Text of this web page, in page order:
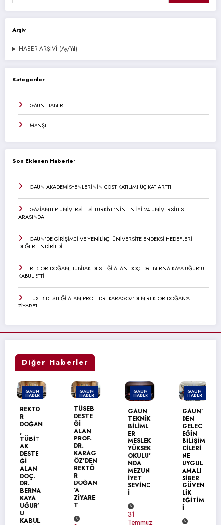
Arşiv
HABER ARŞİVİ (Ay/Yıl)
Kategoriler
GAÜN HABER
MANŞET
Son Eklenen Haberler
GAÜN AKADEMİSYENLERİNİN COST KATILIMI ÜÇ KAT ARTTI
GAZİANTEP ÜNİVERSİTESİ TÜRKİYE’NİN EN İYİ 24 ÜNİVERSİTESİ
ARASINDA
GAÜN’DE GİRİŞİMCİ VE YENİLİKÇİ ÜNİVERSİTE ENDEKSİ HEDEFLERİ
DEĞERLENDİRİLDİ
REKTÖR DOĞAN, TÜBİTAK DESTEĞİ ALAN DOÇ. DR. BERNA KAYA UĞUR’U
KABUL ETTİ
TÜSEB DESTEĞİ ALAN PROF. DR. KARAGÖZ’DEN REKTÖR DOĞAN’A
ZİYARET
Diğer Haberler
GAÜN
HABER
REKTÖ
DOĞAN
TÜBİT
DESTE
ALAN
DOÇ.
DR.
BERNA
KAYA
UĞUR’
KABUL
GAÜN
HABER
TÜSEB
DESTE
ALAN
PROF.
DR.
KARAG
ÖZ’DEN
REKTÖ
DOĞAN
ZİYARE
GAÜN
HABER
GAÜN
TEKNİK
BİLİML
MESLEK
YÜKSEK
OKULU’
NDA
MEZUN
İYET
SEVİNC
Temmuz
GAÜN
HABER
GAÜN’
DEN
GELEC
EĞİN
BİLİŞİM
CİLERİ
UYGUL
AMALI
SİBER
GÜVEN
LİK
EĞİTİM